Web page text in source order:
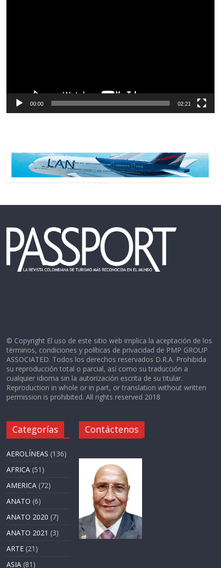
00:00 02:21
© Copyright El uso de este sitio web implica la aceptación de los
términos, condiciones y políticas de privacidad de PMP GROUP
ASSOCIATED. Todos los derechos reservados D.R.A. Prohibida
su reproducción total o parcial, así como su traducción a
cualquier idioma sin la autorización escrita de su titular.
Reproduction in whole or in part, or translation without written
permission is prohibited. All rights reserved 2018
Categorías
AEROLÍNEAS (136)
AFRICA (51)
AMERICA (72)
ANATO (6)
ANATO 2020 (7)
ANATO 2021 (3)
ARTE (21)
ASIA (81)
Contáctenos